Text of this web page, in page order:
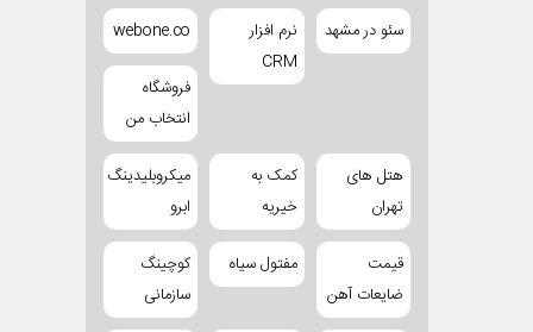
سئو در مشهد
نرم افزار
CRM
webone.co
فروشگاه
انتخاب من
هتل های
تهران
کمک به
خیریه
میکروبلیدینگ
ابرو
قیمت
ضایعات آهن
مفتول سیاه
کوچینگ
سازمانی